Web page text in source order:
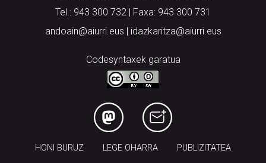
Tel.: 943 300 732 | Faxa: 943 300 731
andoain@aiurri.eus | idazkaritza@aiurri.eus
Codesyntaxek garatua
HONI BURUZ LEGE OHARRA PUBLIZITATEA